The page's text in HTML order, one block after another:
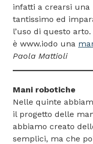
infatti a crearsi una
tantissimo ed
l’uso di questo
è www.iodo una
Paola Mattioli
Mani robotiche
Nelle quinte
il progetto delle
abbiamo creato
semplici, ma che